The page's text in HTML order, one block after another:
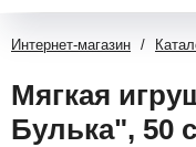
Интернет-магазин /
Мягкая
Булька", 50